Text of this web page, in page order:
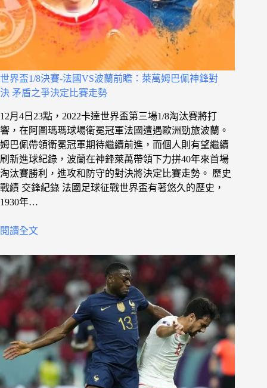
世界盃1/8決賽-法國VS波蘭前瞻：萊萬姆巴佩神鋒對
決 矛盾之爭決定比賽走勢
12月4日23點，2022卡達世界盃第三場1/8淘汰賽將打
響，在阿圖瑪瑪球場衛冕冠軍法國遭遇歐洲勁旅波蘭。
姆巴佩帶領衛冕冠軍期待繼續前進，而個人則有望繼續
刷新進球紀錄，波蘭在神鋒萊萬帶領下力拼40年來首場
淘汰賽勝利，進攻和防守的對決將決定比賽走勢。 歷史
戰績 交鋒紀錄 法國足球征戰世界盃有著悠久的歷史，
1930年…
閱讀全文